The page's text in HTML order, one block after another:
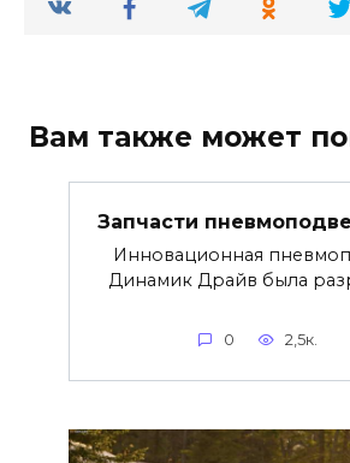
Вам также может
Запчасти
Инновационная
Динамик Драйв была
0 2,5к.